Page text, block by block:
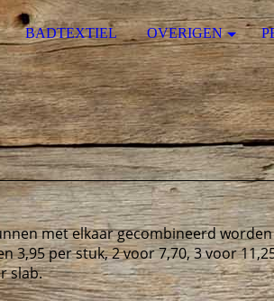
BADTEXTIEL OVERIGEN
met elkaar gecombineerd
3,95 per stuk, 2 voor 7,70, 3 voor
slab.